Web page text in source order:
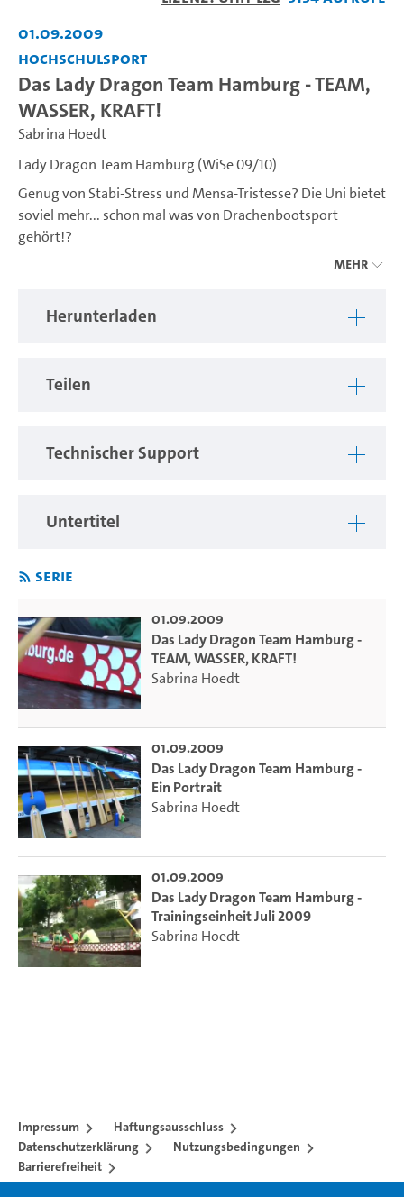
01.09.2009
Hochschulsport
Das Lady Dragon Team Hamburg - TEAM,
WASSER, KRAFT!
Sabrina Hoedt
Lady Dragon Team Hamburg (WiSe 09/10)
Genug von Stabi-Stress und Mensa-Tristesse? Die Uni bietet
soviel mehr... schon mal was von Drachenbootsport
gehört!?
Mehr
Herunterladen
Teilen
Technischer Support
Untertitel
Serie
01.09.2009
Das Lady Dragon Team Hamburg -
TEAM, WASSER, KRAFT!
Sabrina Hoedt
01.09.2009
Das Lady Dragon Team Hamburg -
Ein Portrait
Sabrina Hoedt
01.09.2009
Das Lady Dragon Team Hamburg -
Trainingseinheit Juli 2009
Sabrina Hoedt
Impressum
Haftungsausschluss
Datenschutzerklärung
Nutzungsbedingungen
Barrierefreiheit